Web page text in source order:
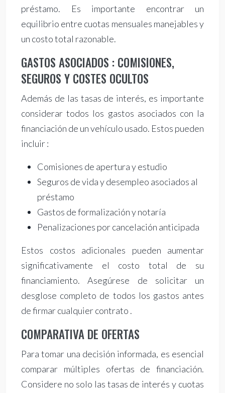
préstamo. Es importante encontrar un
equilibrio entre cuotas mensuales manejables y
un costo total razonable.
GASTOS ASOCIADOS : COMISIONES,
SEGUROS Y COSTES OCULTOS
Además de las tasas de interés, es importante
considerar todos los gastos asociados con la
financiación de un vehículo usado. Estos pueden
incluir :
Comisiones de apertura y estudio
Seguros de vida y desempleo asociados al
préstamo
Gastos de formalización y notaría
Penalizaciones por cancelación anticipada
Estos costos adicionales pueden aumentar
significativamente el costo total de su
financiamiento. Asegúrese de solicitar un
desglose completo de todos los gastos antes
de firmar cualquier contrato .
COMPARATIVA DE OFERTAS
Para tomar una decisión informada, es esencial
comparar múltiples ofertas de financiación.
Considere no solo las tasas de interés y cuotas